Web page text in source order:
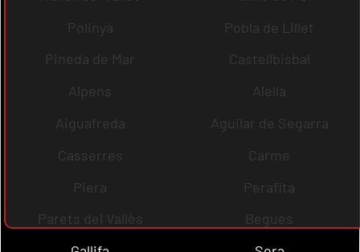
Polinyà
Pobla de Lillet
Pineda de Mar
Castellbisbal
Alpens
Alella
Aiguafreda
Aguilar de Segarra
Casserres
Carme
Piera
Perafita
Parets del Vallès
Begues